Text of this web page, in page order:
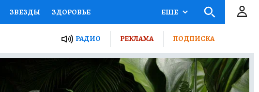
ЗВЕЗДЫ ЗДОРОВЬЕ
ПРОЕКТЫ РОССИИ
СЕКРЕТЫ ПУТЕВОДИТЕЛЬ
ДЕФИЦИТ ЖЕЛЕЗА ТУРИЗМ
ЕЩЕ
РАДИО РЕКЛАМА ПОДПИСКА